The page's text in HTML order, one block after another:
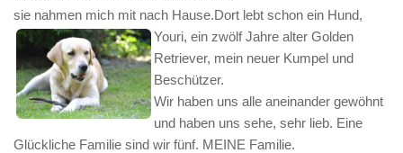
sie nahmen mich mit nach Hause.Dort lebt schon ein Hund,
Youri, ein zwölf Jahre alter Golden
Retriever, mein neuer Kumpel und
Beschützer.
Wir haben uns alle aneinander gewöhnt
und haben uns sehe, sehr lieb. Eine
Glückliche Familie sind wir fünf. MEINE Familie.